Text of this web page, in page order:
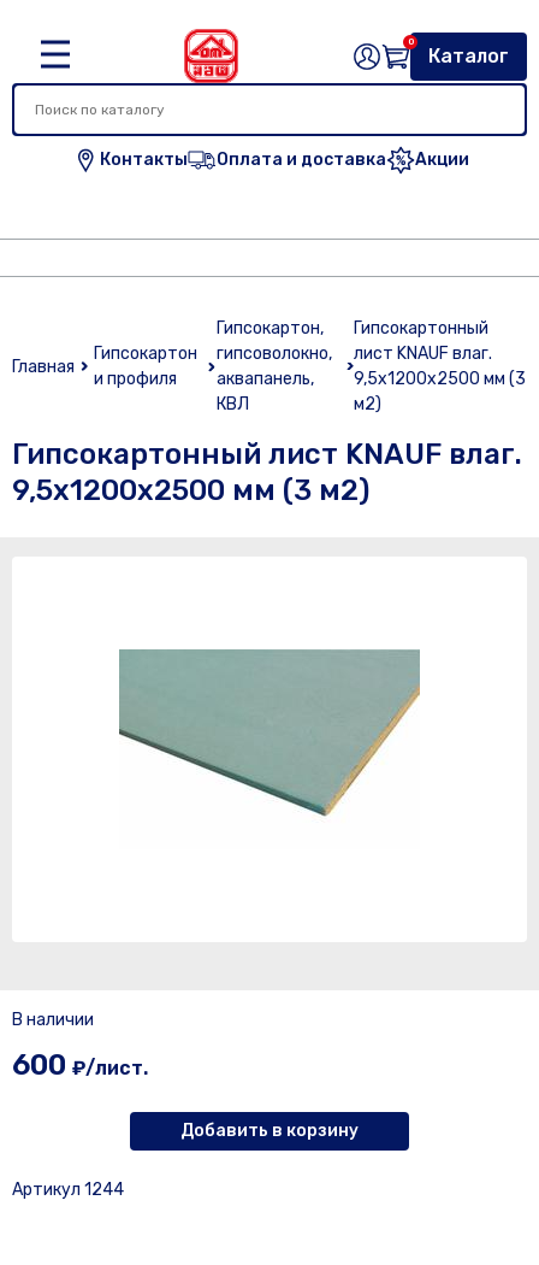
Контакты Оплата и доставка Акции
Каталог
0
Главная
Гипсокартон
и профиля
Гипсокартон,
гипсоволокно,
аквапанель,
КВЛ
Гипсокартонный
лист KNAUF влаг.
9,5х1200х2500 мм (3
м2)
Гипсокартонный лист KNAUF влаг.
9,5х1200х2500 мм (3 м2)
В наличии
600 ₽/лист.
Добавить в корзину
Артикул 1244